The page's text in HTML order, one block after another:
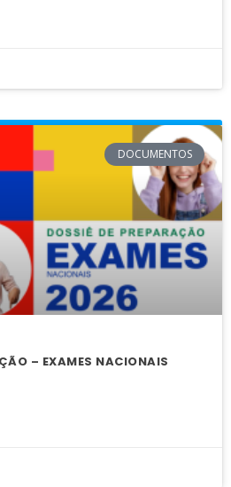
DOCUMENTOS
– EXAMES NACIONAIS